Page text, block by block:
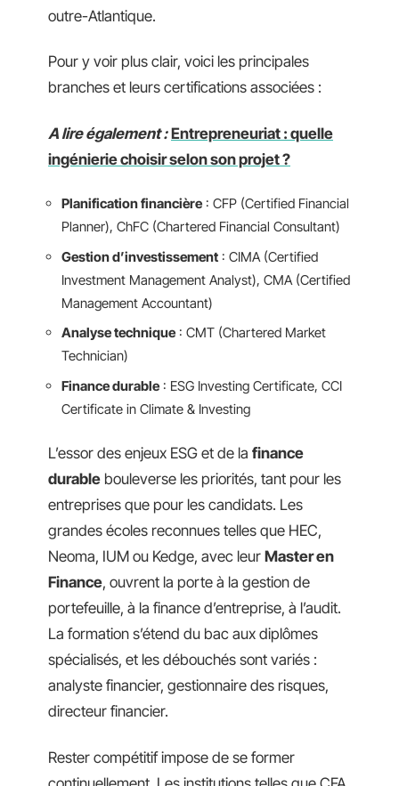
outre-Atlantique.
Pour y voir plus clair, voici les principales
branches et leurs certifications associées :
A lire également : Entrepreneuriat : quelle
ingénierie choisir selon son projet ?
Planification financière : CFP (Certified Financial
Planner), ChFC (Chartered Financial Consultant)
Gestion d’investissement : CIMA (Certified
Investment Management Analyst), CMA (Certified
Management Accountant)
Analyse technique : CMT (Chartered Market
Technician)
Finance durable : ESG Investing Certificate, CCI
Certificate in Climate & Investing
L’essor des enjeux ESG et de la finance
durable bouleverse les priorités, tant pour les
entreprises que pour les candidats. Les
grandes écoles reconnues telles que HEC,
Neoma, IUM ou Kedge, avec leur Master en
Finance, ouvrent la porte à la gestion de
portefeuille, à la finance d’entreprise, à l’audit.
La formation s’étend du bac aux diplômes
spécialisés, et les débouchés sont variés :
analyste financier, gestionnaire des risques,
directeur financier.
Rester compétitif impose de se former